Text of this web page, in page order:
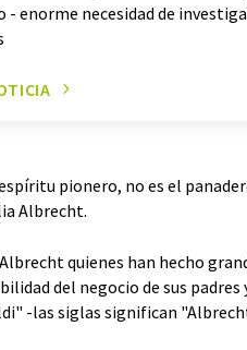
- enorme necesidad de
pionero, no es el
Albrecht.
quienes han hecho
del negocio de sus
-las siglas significan